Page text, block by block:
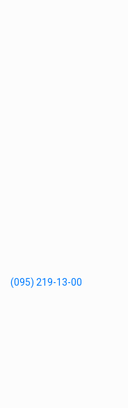
(095) 219-13-00